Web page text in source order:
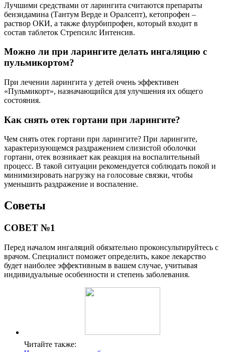
Лучшими средствами от ларингита считаются препараты
бензидамина (Тантум Верде и Оралсепт), кетопрофен –
раствор ОКИ, а также флурбипрофен, который входит в
состав таблеток Стрепсилс Интенсив.
Можно ли при ларингите делать ингаляцию с
пульмикортом?
При лечении ларингита у детей очень эффективен
«Пульмикорт», назначающийся для улучшения их общего
состояния.
Как снять отек гортани при ларингите?
Чем снять отек гортани при ларингите? При ларингите,
характеризующемся раздражением слизистой оболочки
гортани, отек возникает как реакция на воспалительный
процесс. В такой ситуации рекомендуется соблюдать покой и
минимизировать нагрузку на голосовые связки, чтобы
уменьшить раздражение и воспаление.
Советы
СОВЕТ №1
Перед началом ингаляций обязательно проконсультируйтесь с
врачом. Специалист поможет определить, какое лекарство
будет наиболее эффективным в вашем случае, учитывая
индивидуальные особенности и степень заболевания.
Читайте также: